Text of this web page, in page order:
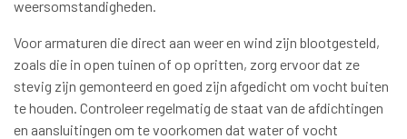
weersomstandigheden.
Voor armaturen die direct aan weer en wind zijn blootgesteld,
zoals die in open tuinen of op opritten, zorg ervoor dat ze
stevig zijn gemonteerd en goed zijn afgedicht om vocht buiten
te houden. Controleer regelmatig de staat van de afdichtingen
en aansluitingen om te voorkomen dat water of vocht